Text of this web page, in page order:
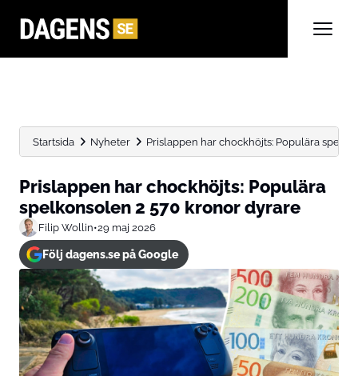
Startsida Nyheter Prislappen har chockhöjts: Populära
Prislappen har chockhöjts: Populära
spelkonsolen 2 570 kronor dyrare
Filip Wollin•29 maj 2026
Följ dagens.se på Google